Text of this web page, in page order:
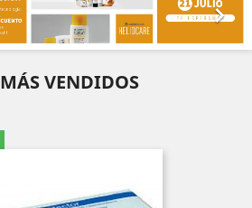

VENDIDOS